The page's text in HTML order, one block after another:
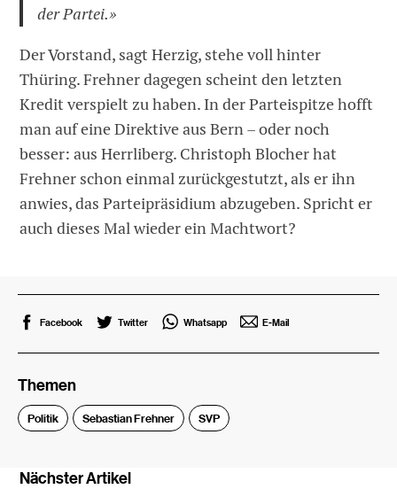
der Partei.»
Der Vorstand, sagt Herzig, stehe voll hinter
Thüring. Frehner dagegen scheint den letzten
Kredit verspielt zu haben. In der Parteispitze hofft
man auf eine Direktive aus Bern – oder noch
besser: aus Herrliberg. Christoph Blocher hat
Frehner schon einmal zurückgestutzt, als er ihn
anwies, das Parteipräsidium abzugeben. Spricht er
auch dieses Mal wieder ein Machtwort?
Facebook Twitter Whatsapp E-Mail
Themen
Politik Sebastian Frehner SVP
Nächster Artikel